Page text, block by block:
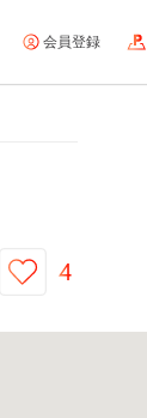
会員登録
4